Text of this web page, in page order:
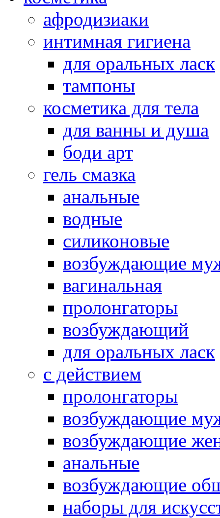
афродизиаки
интимная гигиена
для оральных ласк
тампоны
косметика для тела
для ванны и душа
боди арт
гель смазка
анальные
водные
силиконовые
возбуждающие
вагинальная
пролонгаторы
возбуждающий
для оральных ласк
с действием
пролонгаторы
возбуждающие
возбуждающие
анальные
возбуждающие
наборы для